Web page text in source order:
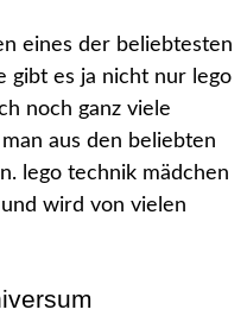
eines der beliebtesten
gibt es ja nicht nur lego
noch ganz viele
aus den beliebten
lego technik mädchen
wird von vielen